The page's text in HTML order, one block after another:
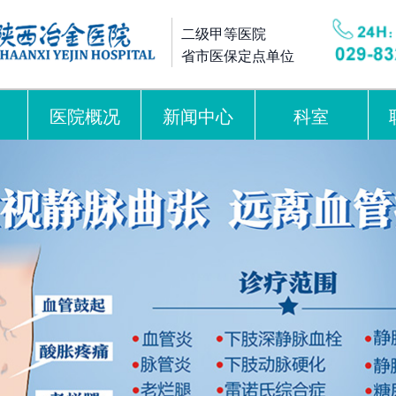
二级甲等医院
省市医保定点单位
医院概况 新闻中心 科室